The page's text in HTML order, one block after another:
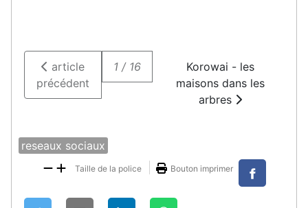
article
précédent
1 / 16
Korowai - les
maisons dans les
arbres
reseaux sociaux
Taille de la police Bouton imprimer